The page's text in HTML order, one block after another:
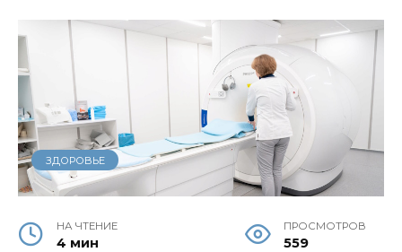
ЗДОРОВЬЕ
НА ЧТЕНИЕ
4 мин
ПРОСМОТРОВ
559